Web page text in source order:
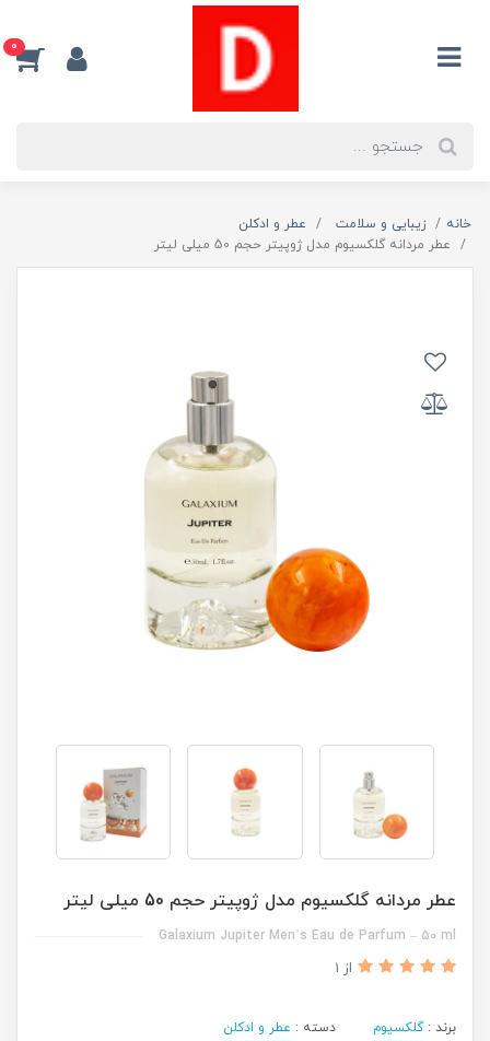
0
خانه زیبایی و سلامت
عطر و ادکلن
عطر مردانه گلکسیوم مدل ژوپیتر حجم 50 میلی لیتر
عطر مردانه گلکسیوم مدل ژوپیتر حجم 50 میلی لیتر
Galaxium Jupiter Men’s Eau de Parfum – 50 ml
از 1
برند :گلکسیوم دسته : عطر و ادکلن